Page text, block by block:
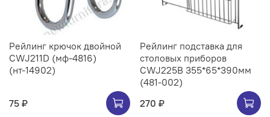
Рейлинг крючок двойной
CWJ211D (мф-4816)
(нт-14902)
75 ₽
Рейлинг подставка для
столовых приборов
CWJ225B 355*65*390мм
(481-002)
270 ₽